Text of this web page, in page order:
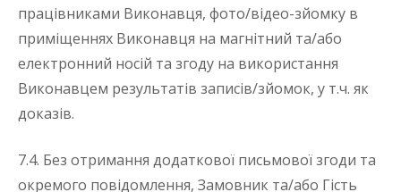
працівниками Виконавця, фото/відео-зйомку в
приміщеннях Виконавця на магнітний та/або
електронний носій та згоду на використання
Виконавцем результатів записів/зйомок, у т.ч. як
доказів.
7.4. Без отримання додаткової письмової згоди та
окремого повідомлення, Замовник та/або Гість